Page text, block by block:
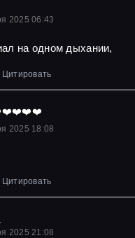
2025 06:43
на одном дыхании,
Цитировать
2025 18:08
Цитировать
2025 21:08